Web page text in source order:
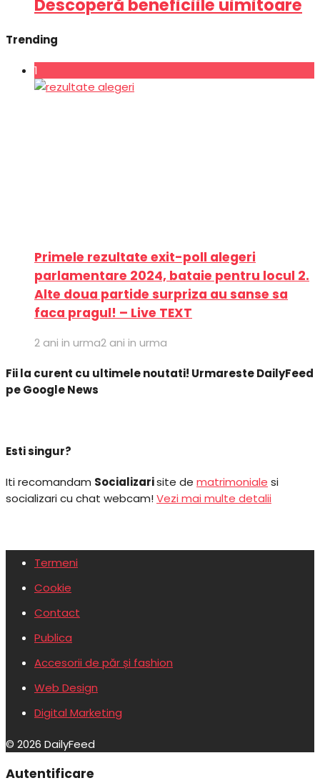
Descoperă beneficiile uimitoare
Trending
1
Primele rezultate exit-poll alegeri
parlamentare 2024, bataie pentru locul 2.
Alte doua partide surpriza au sanse sa
faca pragul! – Live TEXT
2 ani in urma2 ani in urma
Fii la curent cu ultimele noutati! Urmareste DailyFeed
pe Google News
Esti singur?
Iti recomandam Socializarisite de matrimoniale si
socializari cu chat webcam!Vezi mai multe detalii
Termeni
Cookie
Contact
Publica
Accesorii de păr și fashion
Web Design
Digital Marketing
© 2026 DailyFeed
Autentificare